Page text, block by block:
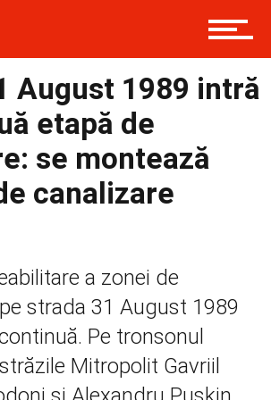
August 1989 intră
etapă de
se montează
canalizare
a zonei de
strada 31 August 1989
Pe tronsonul
Mitropolit Gavriil